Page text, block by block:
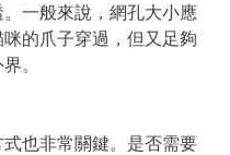
一般來說，網孔大小應
的爪子穿過，但又足夠
。
也非常關鍵。是否需要